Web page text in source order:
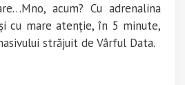
acum? Cu adrenalina
cu mare atenție, în 5 minute,
străjuit de Vârful Data.